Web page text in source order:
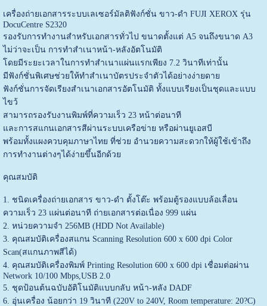
เครื่องถ่ายเอกสารระบบเลเซอร์มัลติฟังก์ชั่น ขาว-ดำ FUJI XEROX รุ่น
DocuCentre S2320
รองรับการทำงานสำหรับเอกสารทั่วไป ขนาดตั้งแต่ A5 จนถึงขนาด A3
ไม่ว่าจะเป็น การทำสำเนาหน้า-หลังอัตโนมัติ
โดยมีระยะเวลาในการทำสำเนาแผ่นแรกเพียง 7.2 วินาทีเท่านั้น
มีฟังก์ชั่นพิเศษช่วยให้ทำสำเนาบัตรประจำตัวได้อย่างง่ายดาย
ฟังก์ชั่นการจัดเรียงสำเนาเอกสารอัตโนมัติ ทั้งแบบเรียงเป็นชุดและแบบ
ไขว้
สามารถรองรับงานพิมพ์ที่ความเร็ว 23 หน้าต่อนาที
และการสแกนเอกสารสีผ่านระบบเครือข่าย หรือผ่านยูเอสบี
พร้อมทั้งแผงควบคุมภาษาไทย ที่ช่วย อำนวยความสะดวกให้ผู้ใช้เข้าถึง
การทำงานต่างๆได้ง่ายขึ้นอีกด้วย
คุณสมบัติ
1. ชนิดเครื่องถ่ายเอกสาร ขาว-ดำ ตั้งโต๊ะ พร้อมตู้รองแบบล้อเลื่อน
ความเร็ว 23 แผ่นต่อนาที ถ่ายเอกสารต่อเนื่อง 999 แผ่น
2. หน่วยความจำ 256MB (HDD Not Available)
3. คุณสมบัติเครื่องสแกน Scanning Resolution 600 x 600 dpi Color
Scan(สแกนภาพสีได้)
4. คุณสมบัติเครื่องพิมพ์ Printing Resolution 600 x 600 dpi เชื่อมต่อผ่าน
Network 10/100 Mbps,USB 2.0
5. ชุดป้อนต้นฉบับอัติโนมัติแบบกลับ หน้า-หลัง DADF
6. อุ่นเครื่อง น้อยกว่า 19 วินาที (220V to 240V, Room temperature: 20?C)